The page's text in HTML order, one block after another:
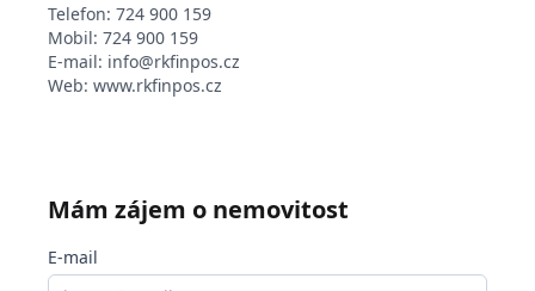
Telefon: 724 900 159
Mobil: 724 900 159
E-mail: info@rkfinpos.cz
Web: www.rkfinpos.cz
Mám zájem o nemovitost
E-mail